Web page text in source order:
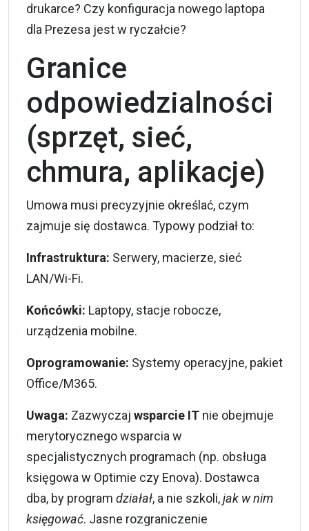
drukarce? Czy konfiguracja nowego laptopa
dla Prezesa jest w ryczałcie?
Granice
odpowiedzialności
(sprzęt, sieć,
chmura, aplikacje)
Umowa musi precyzyjnie określać, czym
zajmuje się dostawca. Typowy podział to:
Infrastruktura: Serwery, macierze, sieć
LAN/Wi-Fi.
Końcówki: Laptopy, stacje robocze,
urządzenia mobilne.
Oprogramowanie: Systemy operacyjne, pakiet
Office/M365.
Uwaga: Zazwyczaj wsparcie IT nie obejmuje
merytorycznego wsparcia w
specjalistycznych programach (np. obsługa
księgowa w Optimie czy Enova). Dostawca
dba, by program działał, a nie szkoli,jak w nim
księgować. Jasne rozgraniczenie